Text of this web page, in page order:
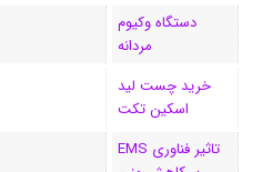
دستگاه وکیوم
مردانه
خرید چست لید
اسکین تکت
تاثیر فناوری EMS